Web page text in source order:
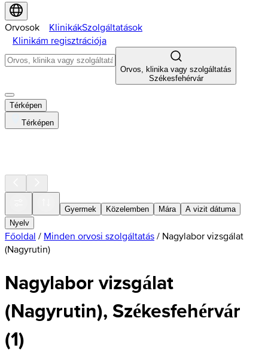
Orvosok KlinikákSzolgáltatások
Klinikám regisztrációja
Orvos, klinika vagy szolgáltatás
Székesfehérvár
Térképen
Térképen
Gyermek Közelemben Mára
A vizit dátuma
Nyelv
Főoldal / Minden orvosi szolgáltatás / Nagylabor vizsgálat
(Nagyrutin)
Nagylabor vizsgálat
(Nagyrutin), Székesfehérvár
(1)